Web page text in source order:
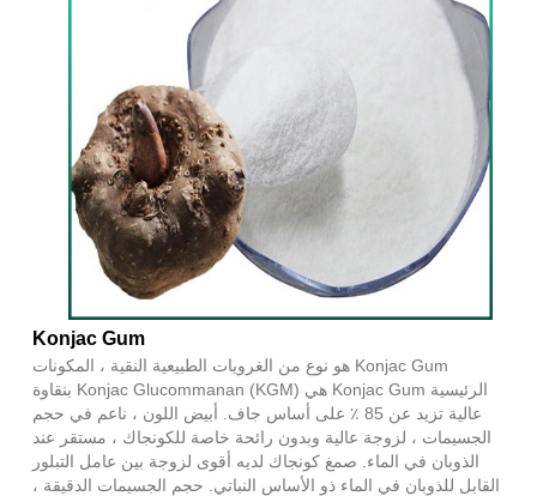
Konjac Gum
Konjac Gum هو نوع من الغرويات الطبيعية النقية ، المكونات
الرئيسية Konjac Gum هي Konjac Glucommanan (KGM) بنقاوة
عالية تزيد عن 85 ٪ على أساس جاف. أبيض اللون ، ناعم في حجم
الجسيمات ، لزوجة عالية وبدون رائحة خاصة للكونجاك ، مستقر عند
الذوبان في الماء. صمغ كونجاك لديه أقوى لزوجة بين عامل التبلور
القابل للذوبان في الماء ذو ​​الأساس النباتي. حجم الجسيمات الدقيقة ،